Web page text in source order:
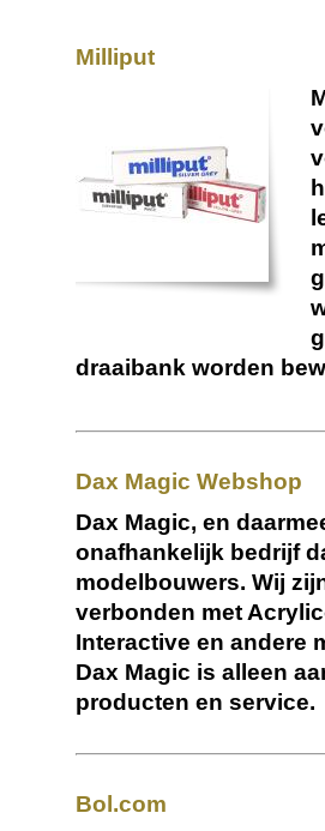
Milliput
draaibank worden
Dax Magic Webshop
Dax Magic, en
onafhankelijk bedrijf
modelbouwers. Wij
verbonden met
Interactive en andere
Dax Magic is alleen
producten en service.
Bol.com